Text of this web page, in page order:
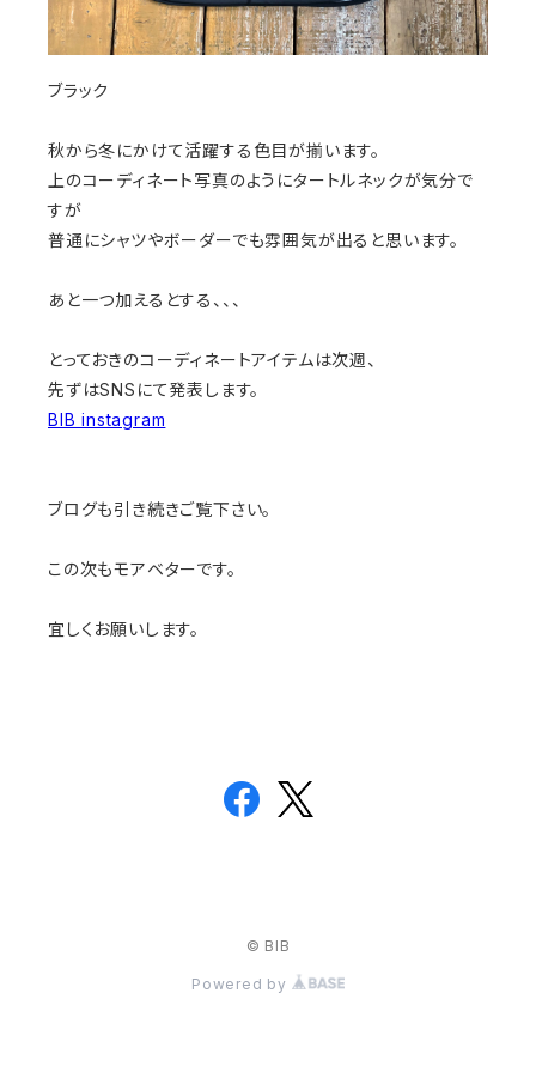
ブラック
秋から冬にかけて活躍する色目が揃います。
上のコーディネート写真のようにタートルネックが気分で
すが
普通にシャツやボーダーでも雰囲気が出ると思います。
あと一つ加えるとする、、、
とっておきのコーディネートアイテムは次週、
先ずはSNSにて発表します。
BIB instagram
ブログも引き続きご覧下さい。
この次もモアベターです。
宜しくお願いします。
© BIB
Powered by